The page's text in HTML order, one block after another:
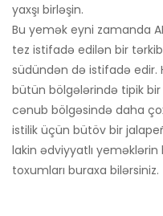
yaxşı birləşin.
Bu yemək eyni zamanda
tez istifadə edilən bir
südündən də istifadə edir.
bütün bölgələrində tipik
cənub bölgəsində daha
istilik üçün bütöv bir
lakin ədviyyatlı yeməklərin
toxumları buraxa bilərsiniz.